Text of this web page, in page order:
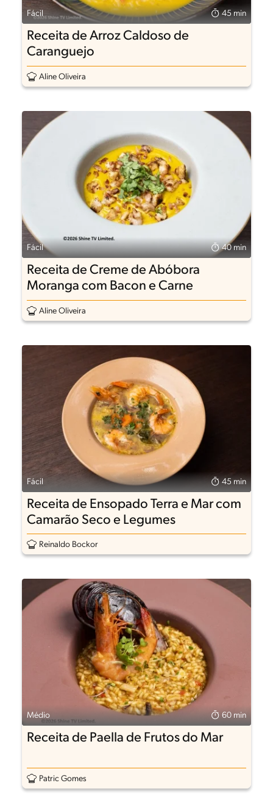
Fácil 45 min
Receita de Arroz Caldoso de
Caranguejo
Aline Oliveira
Fácil 40 min
Receita de Creme de Abóbora
Moranga com Bacon e Carne
Aline Oliveira
Fácil 45 min
Receita de Ensopado Terra e Mar com
Camarão Seco e Legumes
Reinaldo Bockor
Médio 60 min
Receita de Paella de Frutos do Mar
Patric Gomes